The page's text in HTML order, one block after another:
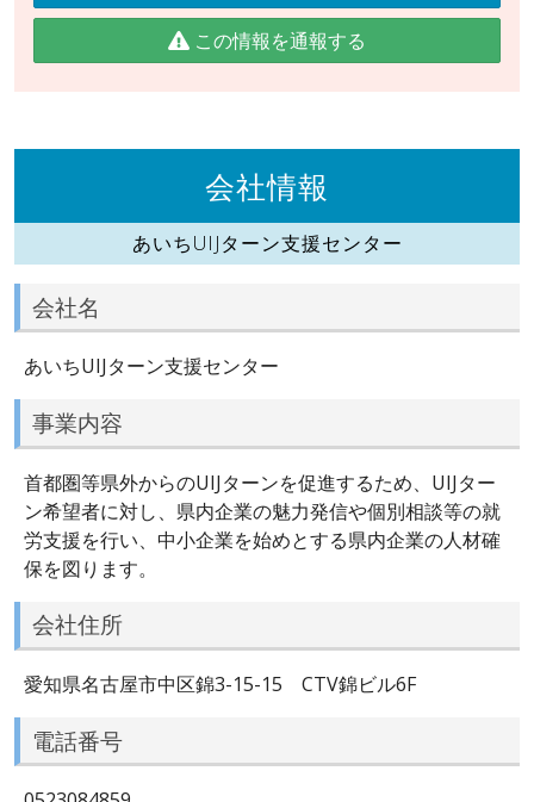
この情報を通報する
会社情報
あいちUIJターン支援センター
会社名
あいちUIJターン支援センター
事業内容
首都圏等県外からのUIJターンを促進するため、UIJター
ン希望者に対し、県内企業の魅力発信や個別相談等の就
労支援を行い、中小企業を始めとする県内企業の人材確
保を図ります。
会社住所
愛知県名古屋市中区錦3-15-15 CTV錦ビル6F
電話番号